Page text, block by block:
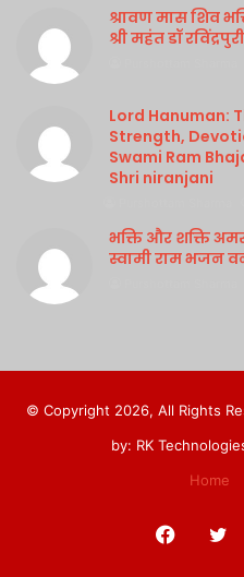
श्रावण मास शिव
श्री महंत डॉ रविंद्रपुरी
Lord Hanuman:
Strength,
Swami Ram
Shri niranjani
भक्ति और शक्ति
स्वामी राम भजन
© Copyright 2026, All Rights
by: RK
Home